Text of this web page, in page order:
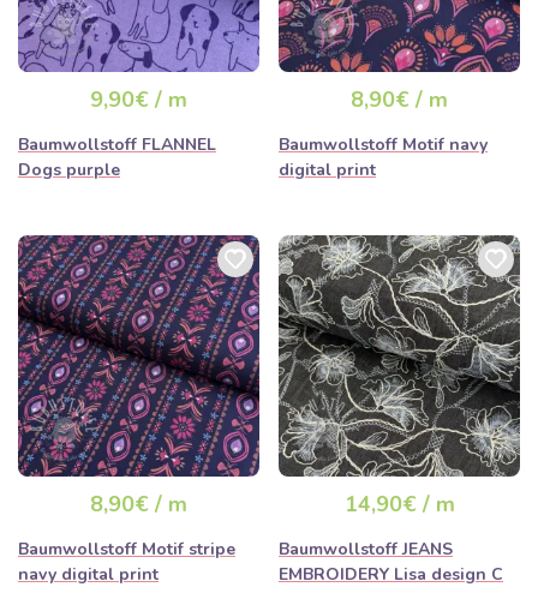
9,90€ / m
Baumwollstoff FLANNEL
Dogs purple
8,90€ / m
Baumwollstoff Motif navy
digital print
8,90€ / m
Baumwollstoff Motif stripe
navy digital print
14,90€ / m
Baumwollstoff JEANS
EMBROIDERY Lisa design C